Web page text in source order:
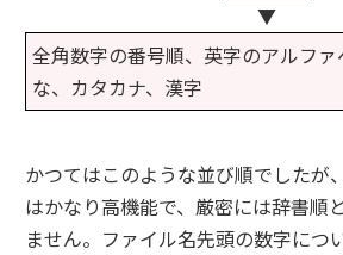
▼
全角数字の番号順、英字のアルフ
な、カタカナ、漢字
かつてはこのような並び順でしたが
はかなり高機能で、厳密には辞書順
ません。ファイル名先頭の数字につ